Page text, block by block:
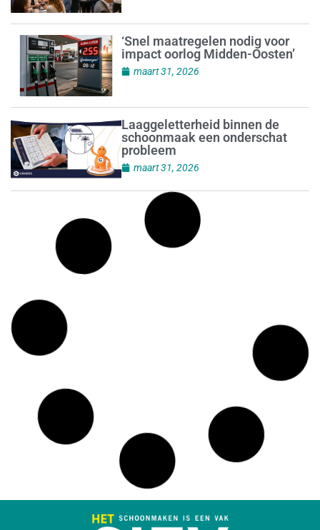
‘Snel maatregelen nodig voor
impact oorlog Midden-Oosten’
maart 31, 2026
Laaggeletterheid binnen de
schoonmaak een onderschat
probleem
maart 31, 2026